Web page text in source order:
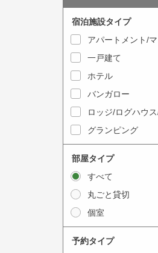
e
t
o
t
e
a
c
t
w
i
w
k
t
o
n
t
e
r
a
c
w
宿泊施設タイプ
アパートメント/
一戸建て
ホテル
バンガロー
ロッジ/ログハウ
グランピング
部屋タイプ
すべて
丸ごと貸切
個室
予約タイプ